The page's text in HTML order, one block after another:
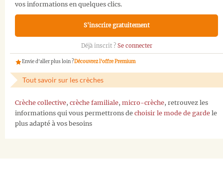
vos informations en quelques clics.
S'inscrire gratuitement
Déjà inscrit ? Se connecter
Envie d'aller plus loin ?Découvrez l'offre Premium
Tout savoir sur les crèches
Crèche collective, crèche familiale, micro-crèche, retrouvez les
informations qui vous permettrons de choisir le mode de garde le
plus adapté à vos besoins